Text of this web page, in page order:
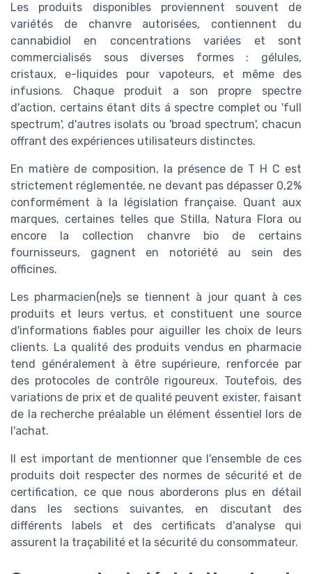
Les produits disponibles proviennent souvent de
variétés de chanvre autorisées, contiennent du
cannabidiol en concentrations variées et sont
commercialisés sous diverses formes : gélules,
cristaux, e-liquides pour vapoteurs, et même des
infusions. Chaque produit a son propre spectre
d'action, certains étant dits á spectre complet ou 'full
spectrum', d'autres isolats ou 'broad spectrum', chacun
offrant des expériences utilisateurs distinctes.
En matière de composition, la présence de T H C est
strictement réglementée, ne devant pas dépasser 0,2%
conformément à la législation française. Quant aux
marques, certaines telles que Stilla, Natura Flora ou
encore la collection chanvre bio de certains
fournisseurs, gagnent en notoriété au sein des
officines.
Les pharmacien(ne)s se tiennent à jour quant à ces
produits et leurs vertus, et constituent une source
d'informations fiables pour aiguiller les choix de leurs
clients. La qualité des produits vendus en pharmacie
tend généralement à être supérieure, renforcée par
des protocoles de contrôle rigoureux. Toutefois, des
variations de prix et de qualité peuvent exister, faisant
de la recherche préalable un élément éssentiel lors de
l'achat.
Il est important de mentionner que l'ensemble de ces
produits doit respecter des normes de sécurité et de
certification, ce que nous aborderons plus en détail
dans les sections suivantes, en discutant des
différents labels et des certificats d'analyse qui
assurent la traçabilité et la sécurité du consommateur.